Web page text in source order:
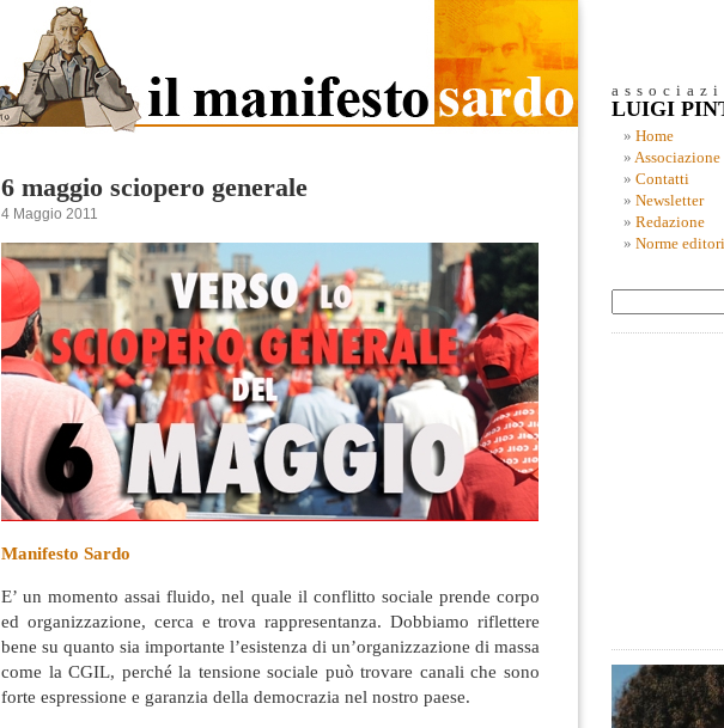
6 maggio sciopero generale
4 Maggio 2011
Manifesto Sardo
E’ un momento assai fluido, nel quale il conflitto sociale prende corpo
ed organizzazione, cerca e trova rappresentanza. Dobbiamo riflettere
bene su quanto sia importante l’esistenza di un’organizzazione di massa
come la CGIL, perché la tensione sociale può trovare canali che sono
forte espressione e garanzia della democrazia nel nostro paese.
LUIGI
Home
Associazione
Contatti
Newsletter
Redazione
Norme